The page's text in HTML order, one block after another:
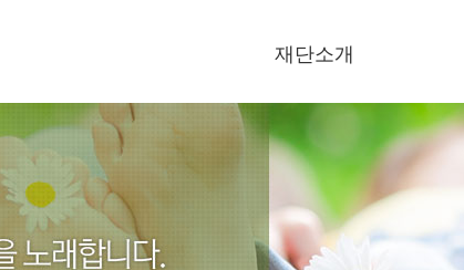
재단소개
미션/비젼
오시는 길